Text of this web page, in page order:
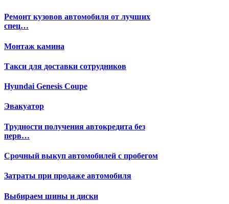
Ремонт кузовов автомобиля от лучших
спец…
Монтаж камина
Такси для доставки сотрудников
Hyundai Genesis Coupe
Эвакуатор
Трудности получения автокредита без
перв…
Срочный выкуп автомобилей с пробегом
Затраты при продаже автомобиля
Выбираем шины и диски